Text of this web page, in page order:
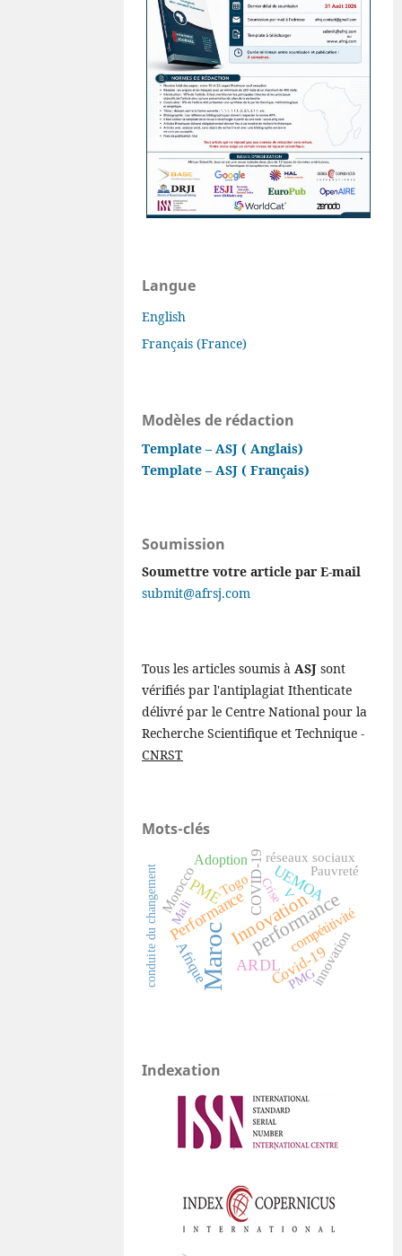
Langue
English
Français (France)
Modèles de rédaction
Template – ASJ ( Anglais)
Template – ASJ ( Français)
Soumission
Soumettre votre article par E-mail
submit@afrsj.com
Tous les articles soumis àASJ sont
vérifiés par l'antiplagiat Ithenticate
délivré par le Centre National pour la
Recherche Scientifique et Technique -
CNRST
Mots-clés
Maroc performance
Innovation
Performance
ARDL
PME
Covid-19
UEMOA
Afrique
compétitivité
COVID-19
Morocco
Adoption
innovation
Togo Pauvreté
réseaux sociaux
V
Mali
PMG
conduite du changement Crise
Indexation